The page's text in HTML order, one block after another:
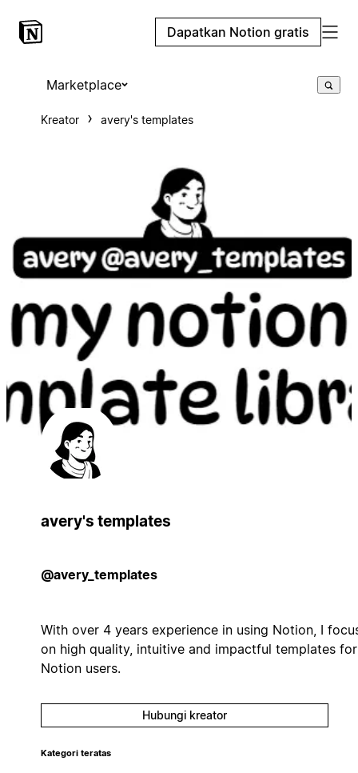
Dapatkan Notion gratis
Marketplace
Kreator avery's templates
avery's templates
@avery_templates
With over 4 years experience in using Notion, I
on high quality, intuitive and impactful templates for
Notion users.
Hubungi kreator
Kategori teratas